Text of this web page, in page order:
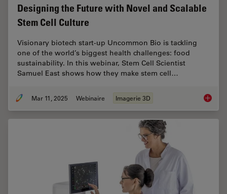
Designing the Future with Novel and Scalable
Stem Cell Culture
Visionary biotech start-up Uncommon Bio is tackling
one of the world’s biggest health challenges: food
sustainability. In this webinar, Stem Cell Scientist
Samuel East shows how they make stem cell…
Mar 11, 2025 Webinaire Imagerie 3D